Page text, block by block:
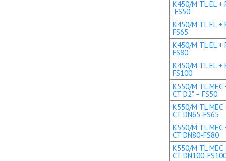
K450/M TL EL +
FS50
K450/M TL EL +
FS65
K450/M TL EL +
FS80
K450/M TL EL +
FS100
K550/M TL MEC
CT D2" – FS50
K550/M TL MEC
CT DN65-FS65
K550/M TL MEC
CT DN80-FS80
K550/M TL MEC
CT DN100-